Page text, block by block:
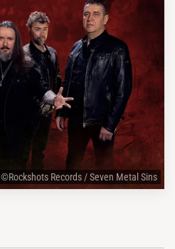
©Rockshots Records / Seven Metal Sins